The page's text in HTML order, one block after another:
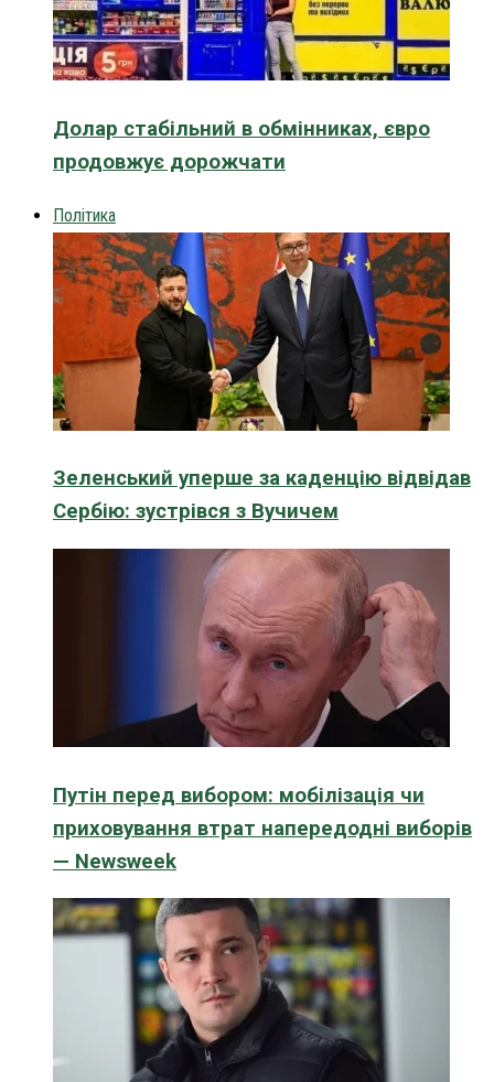
Долар стабільний в обмінниках, євро
продовжує дорожчати
Політика
Зеленський уперше за каденцію відвідав
Сербію: зустрівся з Вучичем
Путін перед вибором: мобілізація чи
приховування втрат напередодні виборів
— Newsweek